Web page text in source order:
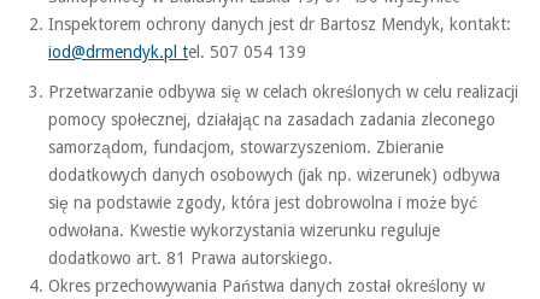
Inspektorem ochrony danych jest dr Bartosz Mendyk, kontakt:
iod@drmendyk.pl tel. 507 054 139
Przetwarzanie odbywa się w celach określonych w celu realizacji
pomocy społecznej, działając na zasadach zadania zleconego
samorządom, fundacjom, stowarzyszeniom. Zbieranie
dodatkowych danych osobowych (jak np. wizerunek) odbywa
się na podstawie zgody, która jest dobrowolna i może być
odwołana. Kwestie wykorzystania wizerunku reguluje
dodatkowo art. 81 Prawa autorskiego.
Okres przechowywania Państwa danych został określony w